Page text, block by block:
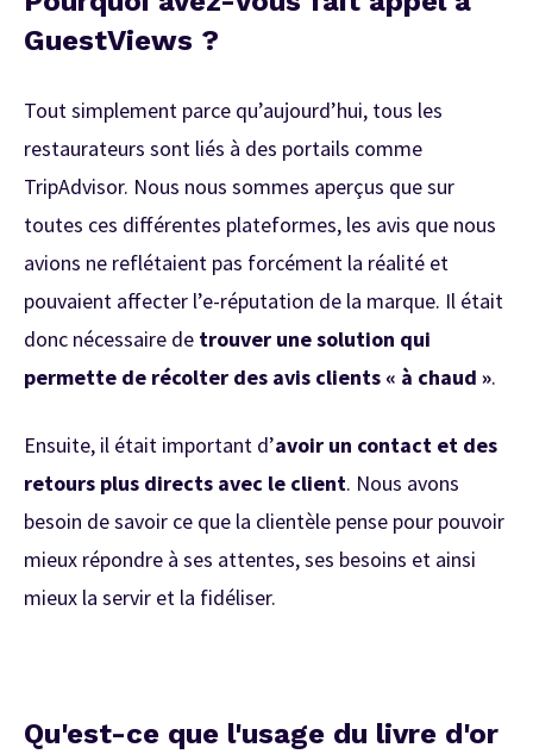
GuestViews ?
Tout simplement parce qu’aujourd’hui, tous les
restaurateurs sont liés à des portails comme
TripAdvisor. Nous nous sommes aperçus que sur
toutes ces différentes plateformes, les avis que nous
avions ne reflétaient pas forcément la réalité et
pouvaient affecter l’e-réputation de la marque. Il était
donc nécessaire de trouver une solution qui
permette de récolter des avis clients « à chaud ».
Ensuite, il était important d’avoir un contact et des
retours plus directs avec le client. Nous avons
besoin de savoir ce que la clientèle pense pour pouvoir
mieux répondre à ses attentes, ses besoins et ainsi
mieux la servir et la fidéliser.
Qu'est-ce que l'usage du livre d'or